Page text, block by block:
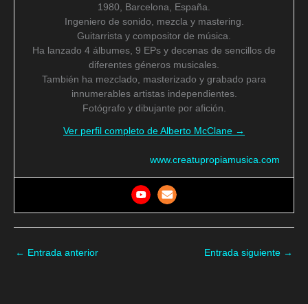
1980, Barcelona, España.
Ingeniero de sonido, mezcla y mastering.
Guitarrista y compositor de música.
Ha lanzado 4 álbumes, 9 EPs y decenas de sencillos de
diferentes géneros musicales.
También ha mezclado, masterizado y grabado para
innumerables artistas independientes.
Fotógrafo y dibujante por afición.
Ver perfil completo de Alberto McClane →
www.creatupropiamusica.com
← Entrada anterior Entrada siguiente →